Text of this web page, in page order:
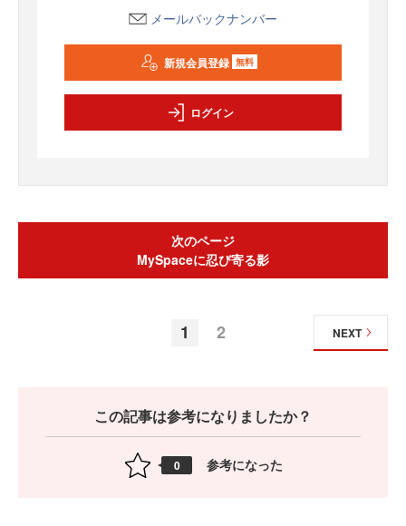
メールバックナンバー
新規会員登録 無料
ログイン
次のページ
MySpaceに忍び寄る影
1 2 NEXT
この記事は参考になりましたか？
0 参考になった